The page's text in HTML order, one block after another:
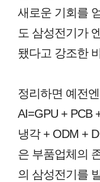
새로운 기회를
도 삼성전기가
됐다고 강조한
정리하면 예전
AI=GPU + PCB
냉각 + ODM +
은 부품업체의
의 삼성전기를